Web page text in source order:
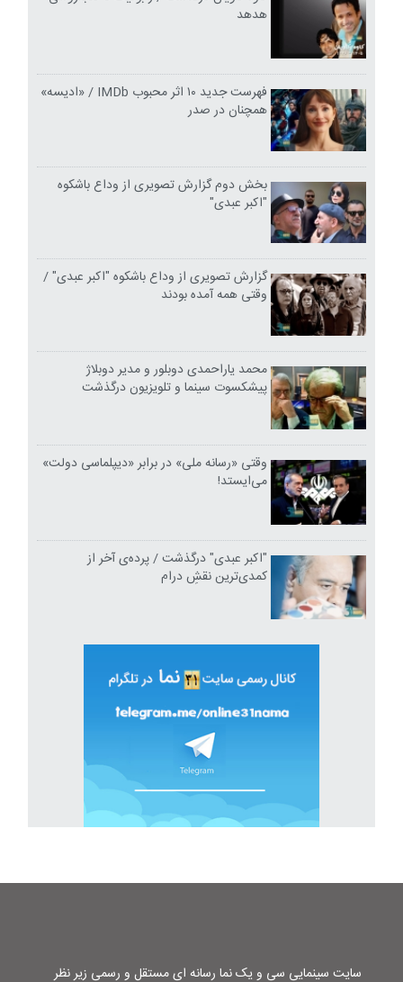
هدهد
فهرست جدید ۱۰ اثر محبوب IMDb / «ادیسه»
همچنان در صدر
بخش دوم گزارش تصویری از وداع باشکوه
"اکبر عبدی"
گزارش تصویری از وداع باشکوه "اکبر عبدی" /
وقتی همه آمده بودند
محمد یاراحمدی دوبلور و مدیر دوبلاژ
پیشکسوت سینما و تلویزیون درگذشت
وقتی «رسانه ملی» در برابر «دیپلماسی دولت»
می‌ایستد!
"اکبر عبدی" درگذشت / پرده‌ی آخر از
کمدی‌ترین نقشِ درام
سایت سینمایی سی و یک نما رسانه ای مستقل و رسمی زیر نظر